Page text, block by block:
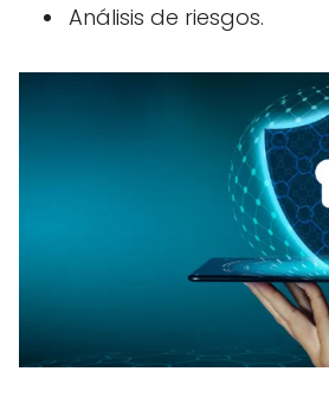
Análisis de riesgos.